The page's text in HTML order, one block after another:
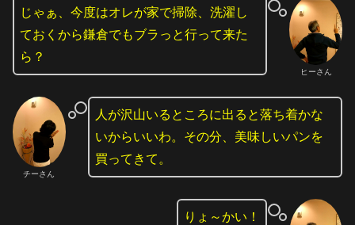
ヒーさん
じゃぁ、今度はオレが家で掃除、洗濯し
ておくから鎌倉でもブラっと行って来た
ら？
チーさん
人が沢山いるところに出ると落ち着かな
いからいいわ。その分、美味しいパンを
買ってきて。
りょ～かい！